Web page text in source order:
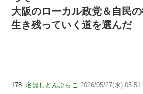
大阪のローカル政党＆自民
生き残っていく道を選んだ
178: 名無しどんぶらこ 2026/05/27(水)